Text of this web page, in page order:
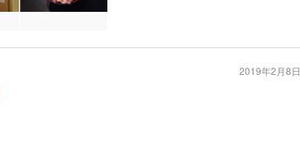
2019年2月8日